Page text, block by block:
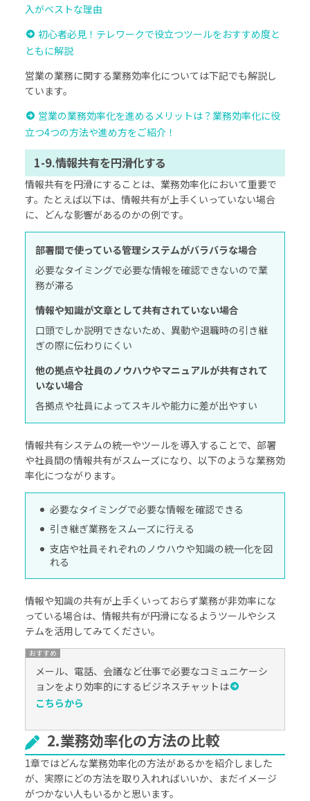
入がベストな理由
初心者必見！テレワークで役立つツールをおすすめ度と
ともに解説
営業の業務に関する業務効率化については下記でも解説し
ています。
営業の業務効率化を進めるメリットは？業務効率化に役
立つ4つの方法や進め方をご紹介！
1-9.情報共有を円滑化する
情報共有を円滑にすることは、業務効率化において重要で
す。たとえば以下は、情報共有が上手くいっていない場合
に、どんな影響があるのかの例です。
部署間で使っている管理システムがバラバラな場合
必要なタイミングで必要な情報を確認できないので業
務が滞る
情報や知識が文章として共有されていない場合
口頭でしか説明できないため、異動や退職時の引き継
ぎの際に伝わりにくい
他の拠点や社員のノウハウやマニュアルが共有されて
いない場合
各拠点や社員によってスキルや能力に差が出やすい
情報共有システムの統一やツールを導入することで、部署
や社員間の情報共有がスムーズになり、以下のような業務効
率化につながります。
必要なタイミングで必要な情報を確認できる
引き継ぎ業務をスムーズに行える
支店や社員それぞれのノウハウや知識の統一化を図
れる
情報や知識の共有が上手くいっておらず業務が非効率にな
っている場合は、情報共有が円滑になるようツールやシス
テムを活用してみてください。
メール、電話、会議など仕事で必要なコミュニケーシ
ョンをより効率的にするビジネスチャットは
こちらから
2.業務効率化の方法の比較
1章ではどんな業務効率化の方法があるかを紹介しました
が、実際にどの方法を取り入れればいいか、まだイメージ
がつかない人もいるかと思います。